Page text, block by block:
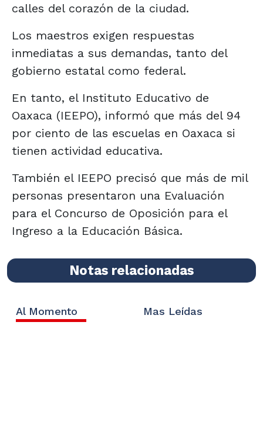
calles del corazón de la ciudad.
Los maestros exigen respuestas
inmediatas a sus demandas, tanto del
gobierno estatal como federal.
En tanto, el Instituto Educativo de
Oaxaca (IEEPO), informó que más del 94
por ciento de las escuelas en Oaxaca si
tienen actividad educativa.
También el IEEPO precisó que más de mil
personas presentaron una Evaluación
para el Concurso de Oposición para el
Ingreso a la Educación Básica.
Notas relacionadas
Al Momento Mas Leídas